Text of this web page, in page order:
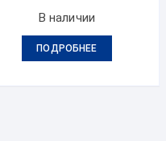
В наличии
ПОДРОБНЕЕ